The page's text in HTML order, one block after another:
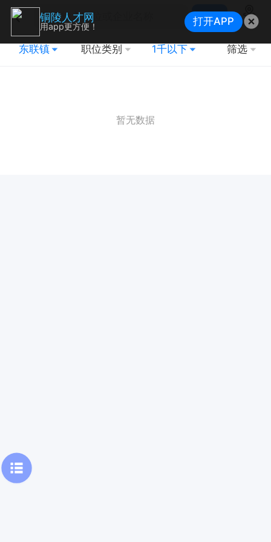
搜索
地图
东联镇 职位类别 1千以下 筛选
暂无数据
铜陵人才网
用app更方便！ 打开APP